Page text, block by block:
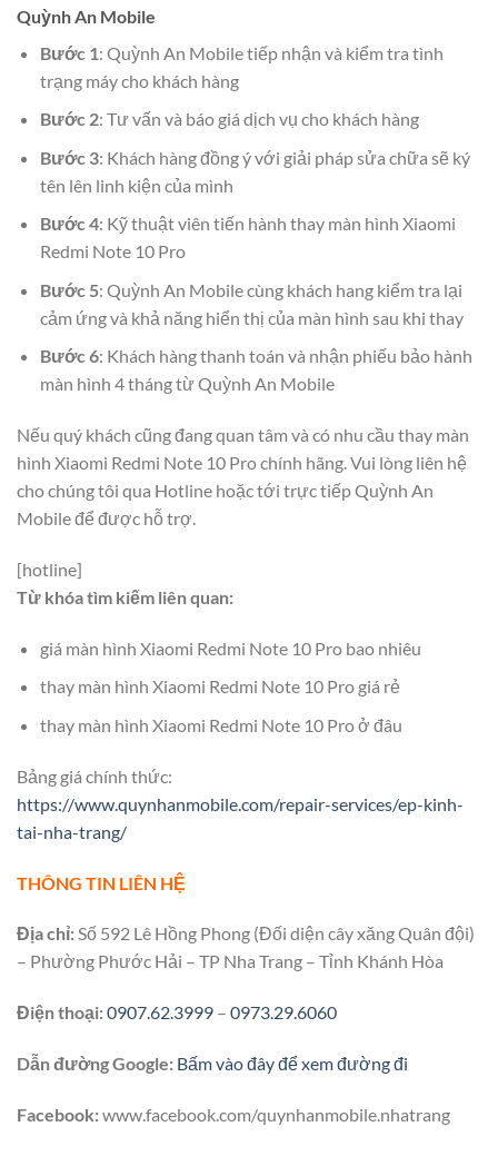
Quỳnh An Mobile
Bước 1: Quỳnh An Mobile tiếp nhận và kiểm tra tình
trạng máy cho khách hàng
Bước 2: Tư vấn và báo giá dịch vụ cho khách hàng
Bước 3: Khách hàng đồng ý với giải pháp sửa chữa sẽ ký
tên lên linh kiện của mình
Bước 4: Kỹ thuật viên tiến hành thay màn hình Xiaomi
Redmi Note 10 Pro
Bước 5: Quỳnh An Mobile cùng khách hang kiểm tra lại
cảm ứng và khả năng hiển thị của màn hình sau khi thay
Bước 6: Khách hàng thanh toán và nhận phiếu bảo hành
màn hình 4 tháng từ Quỳnh An Mobile
Nếu quý khách cũng đang quan tâm và có nhu cầu thay màn
hình Xiaomi Redmi Note 10 Pro chính hãng. Vui lòng liên hệ
cho chúng tôi qua Hotline hoặc tới trực tiếp Quỳnh An
Mobile để được hỗ trợ.
[hotline]
Từ khóa tìm kiếm liên quan:
giá màn hình Xiaomi Redmi Note 10 Pro bao nhiêu
thay màn hình Xiaomi Redmi Note 10 Pro giá rẻ
thay màn hình Xiaomi Redmi Note 10 Pro ở đâu
Bảng giá chính thức:
https://www.quynhanmobile.com/repair-services/ep-kinh-
tai-nha-trang/
THÔNG TIN LIÊN HỆ
Địa chỉ:Số 592 Lê Hồng Phong (Đối diện cây xăng Quân đội)
– Phường Phước Hải – TP Nha Trang – Tỉnh Khánh Hòa
Điện thoại:0907.62.3999 – 0973.29.6060
Dẫn đường Google: Bấm vào đây để xem đường đi
Facebook:www.facebook.com/quynhanmobile.nhatrang